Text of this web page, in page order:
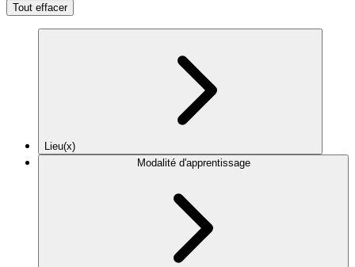
Tout effacer
Lieu(x)
Modalité d'apprentissage